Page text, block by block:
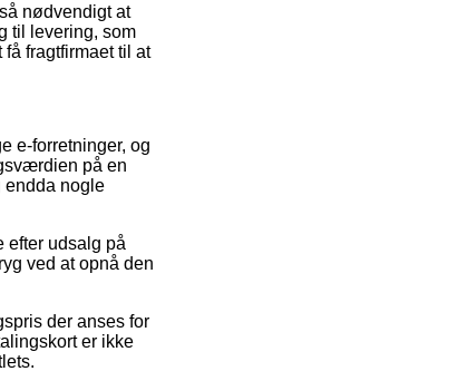
nødvendigt at
til levering, som
fragtfirmaet til at
e-forretninger, og
på en
endda nogle
efter udsalg på
ved at opnå den
der anses for
er ikke